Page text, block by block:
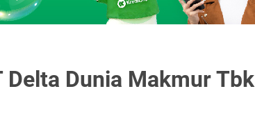
Delta Dunia Makmur Tbk